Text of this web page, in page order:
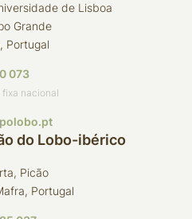
de Lisboa
Grande
Portugal
073
fixa nacional
do Lobo-ibérico
Picão
Portugal